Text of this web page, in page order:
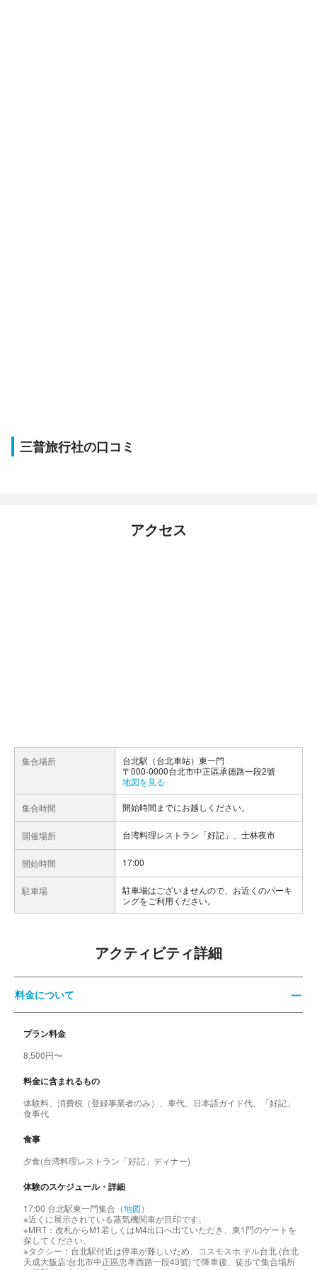
三普旅行社の口コミ
アクセス
集合場所
台北駅（台北車站）東一門
〒000-0000台北市中正區承德路一段2號
地図を見る
集合時間 開始時間までにお越しください。
開催場所 台湾料理レストラン「好記」、士林夜市
開始時間 17:00
駐車場
駐車場はございませんので、お近くのパーキ
ングをご利用ください。
アクティビティ詳細
料金について
プラン料金
8,500円〜
料金に含まれるもの
体験料、消費税（登録事業者のみ）、車代、日本語ガイド代、「好記」
食事代
食事
夕食(台湾料理レストラン「好記」ディナー)
体験のスケジュール・詳細
17:00 台北駅東一門集合（地図）
※近くに展示されている蒸気機関車が目印です。
※MRT：改札からM1若しくはM4出口へ出ていただき、東1門のゲートを
探してください。
※タクシー：台北駅付近は停車が難しいため、コスモスホ テル台北 (台北
天成大飯店:台北市中正區忠孝西路一段43號) で降車後、徒歩で集合場所